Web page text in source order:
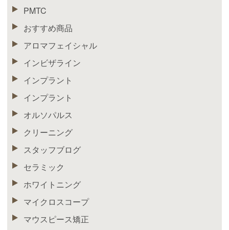
PMTC
おすすめ商品
アロマフェイシャル
インビザライン
インプラント
インプラント
オルソパルス
クリーニング
スタッフブログ
セラミック
ホワイトニング
マイクロスコープ
マウスピース矯正